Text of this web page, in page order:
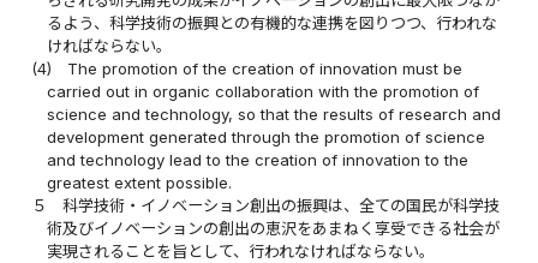
るよう、科学技術の振興との有機的な連携を図りつつ、行われな
ければならない。
(4)
The promotion of the creation of innovation must be
carried out in organic collaboration with the promotion of
science and technology, so that the results of research and
development generated through the promotion of science
and technology lead to the creation of innovation to the
greatest extent possible.
５
科学技術・イノベーション創出の振興は、全ての国民が科学技
術及びイノベーションの創出の恵沢をあまねく享受できる社会が
実現されることを旨として、行われなければならない。